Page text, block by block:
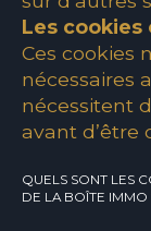
Les cookies
Ces cookies
nécessaires
nécessitent
avant d’être
QUELS SONT LES
DE LA BOÎTE IMMO